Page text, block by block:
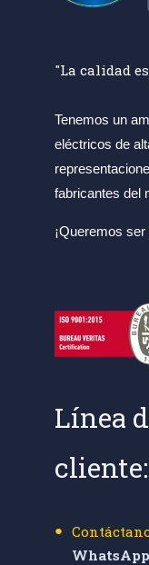
"La calidad
Tenemos un
eléctricos de
fabricantes del
¡Queremos
Línea
cliente:
WhatsApp